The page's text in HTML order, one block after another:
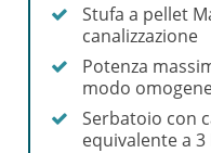
Stufa a pellet
canalizzazione
Potenza
modo
Serbatoio con
equivalente a 3